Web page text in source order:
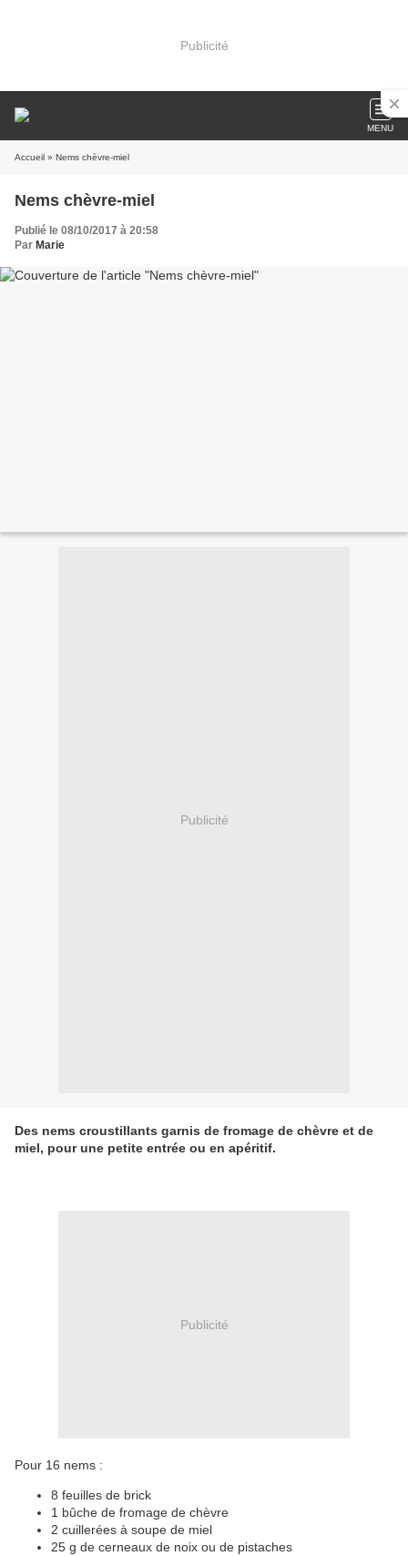
Publicité
MENU
Accueil » Nems chèvre-miel
Nems chèvre-miel
Publié le 08/10/2017 à 20:58
Par Marie
Publicité
Des nems croustillants garnis de fromage de chèvre et de
miel, pour une petite entrée ou en apéritif.
Publicité
Pour 16 nems :
8 feuilles de brick
1 bûche de fromage de chèvre
2 cuillerées à soupe de miel
25 g de cerneaux de noix ou de pistaches